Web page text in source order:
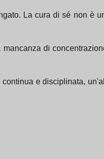
La cura di sé non è
di
e disciplinata,